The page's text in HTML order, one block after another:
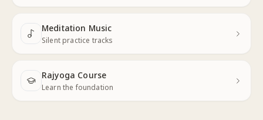
Meditation Music
Silent practice tracks
Next
Rajyoga Course
Learn the foundation